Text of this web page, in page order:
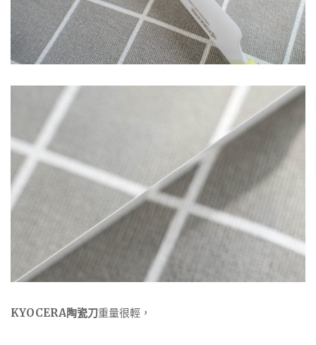
KYOCERA陶瓷刀重量很輕，